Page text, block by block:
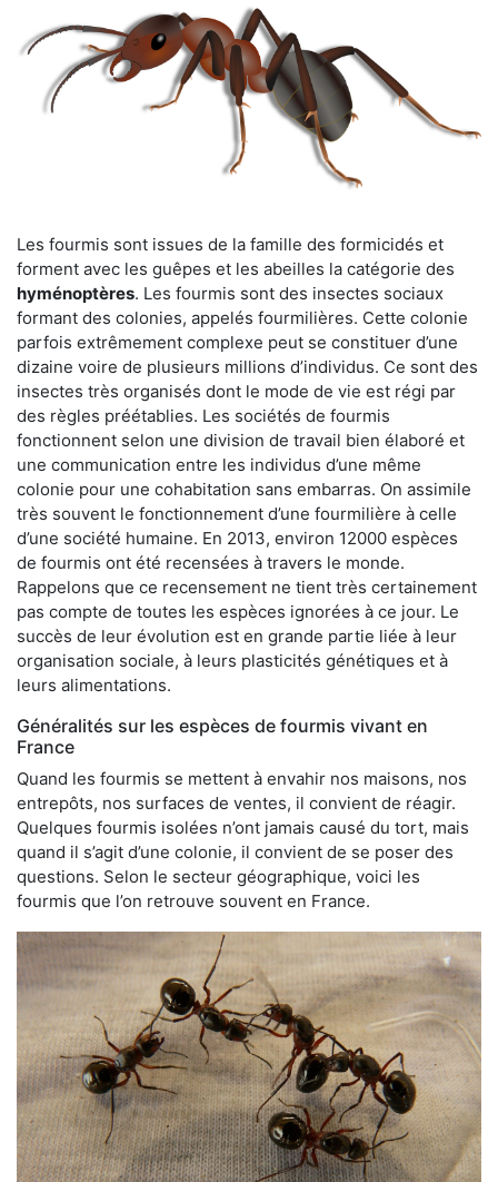
Les fourmis sont issues de la famille des formicidés et
forment avec les guêpes et les abeilles la catégorie des
hyménoptères. Les fourmis sont des insectes sociaux
formant des colonies, appelés fourmilières. Cette colonie
parfois extrêmement complexe peut se constituer d’une
dizaine voire de plusieurs millions d’individus. Ce sont des
insectes très organisés dont le mode de vie est régi par
des règles préétablies. Les sociétés de fourmis
fonctionnent selon une division de travail bien élaboré et
une communication entre les individus d’une même
colonie pour une cohabitation sans embarras. On assimile
très souvent le fonctionnement d’une fourmilière à celle
d’une société humaine. En 2013, environ 12000 espèces
de fourmis ont été recensées à travers le monde.
Rappelons que ce recensement ne tient très certainement
pas compte de toutes les espèces ignorées à ce jour. Le
succès de leur évolution est en grande partie liée à leur
organisation sociale, à leurs plasticités génétiques et à
leurs alimentations.
Généralités sur les espèces de fourmis vivant en
France
Quand les fourmis se mettent à envahir nos maisons, nos
entrepôts, nos surfaces de ventes, il convient de réagir.
Quelques fourmis isolées n’ont jamais causé du tort, mais
quand il s’agit d’une colonie, il convient de se poser des
questions. Selon le secteur géographique, voici les
fourmis que l’on retrouve souvent en France.